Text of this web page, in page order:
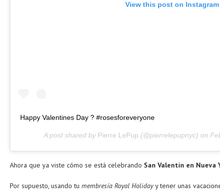
View this post on Instagram
Happy Valentines Day ? #rosesforeveryone
A post shared by Pierre LePup (@pierrelepupnyc) on
Ahora que ya viste cómo se está celebrando San Valentín en Nueva
Por supuesto, usando tu membresía Royal Holidayy tener unas